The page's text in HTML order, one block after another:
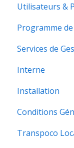
Utilisateurs &
Programme
Services de
Interne
Installation
Conditions
Transpoco